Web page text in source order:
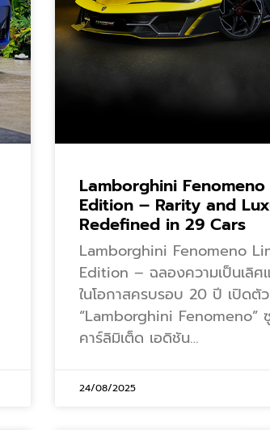
Lamborghini
Edition – Rarity and
Redefined in 29 Cars
Lamborghini Fenomeno
Edition – ฉลองความเป็นเลิศ
ในโอกาสครบรอบ 20 ปี เปิดตัว
“Lamborghini Fenomeno”
คาร์ลิมิเต็ด เอดิชัน…
24/08/2025